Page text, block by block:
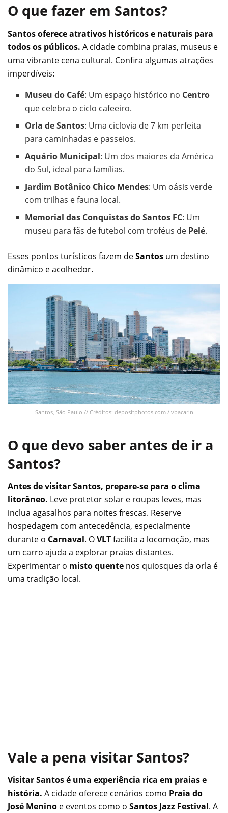
O que fazer em Santos?
Santos oferece atrativos históricos e naturais para
todos os públicos. A cidade combina praias, museus e
uma vibrante cena cultural. Confira algumas atrações
imperdíveis:
Museu do Café: Um espaço histórico no Centro
que celebra o ciclo cafeeiro.
Orla de Santos: Uma ciclovia de 7 km perfeita
para caminhadas e passeios.
Aquário Municipal: Um dos maiores da América
do Sul, ideal para famílias.
Jardim Botânico Chico Mendes: Um oásis verde
com trilhas e fauna local.
Memorial das Conquistas do Santos FC: Um
museu para fãs de futebol com troféus de Pelé.
Esses pontos turísticos fazem deSantos um destino
dinâmico e acolhedor.
Santos, São Paulo // Créditos: depositphotos.com / vbacarin
O que devo saber antes de ir a
Santos?
Antes de visitar Santos, prepare-se para o clima
litorâneo. Leve protetor solar e roupas leves, mas
inclua agasalhos para noites frescas. Reserve
hospedagem com antecedência, especialmente
durante o Carnaval. OVLTfacilita a locomoção, mas
um carro ajuda a explorar praias distantes.
Experimentar o misto quente nos quiosques da orla é
uma tradição local.
Vale a pena visitar Santos?
Visitar Santos é uma experiência rica em praias e
história. A cidade oferece cenários como Praia do
José Menino e eventos como o Santos Jazz Festival. A